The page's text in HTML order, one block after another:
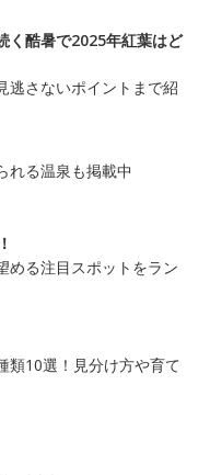
く酷暑で2025年紅葉はど
逃さないポイントまで紹
れる温泉も掲載中
める注目スポットをラン
類10選！見分け方や育て